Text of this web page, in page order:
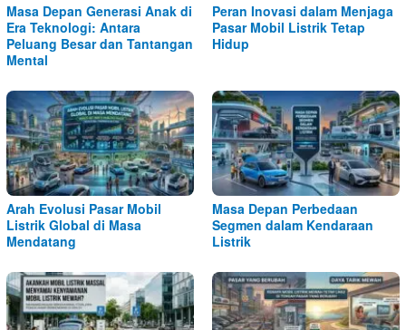
Masa Depan Generasi Anak di
Era Teknologi: Antara
Peluang Besar dan Tantangan
Mental
Peran Inovasi dalam Menjaga
Pasar Mobil Listrik Tetap
Hidup
Arah Evolusi Pasar Mobil
Listrik Global di Masa
Mendatang
Masa Depan Perbedaan
Segmen dalam Kendaraan
Listrik